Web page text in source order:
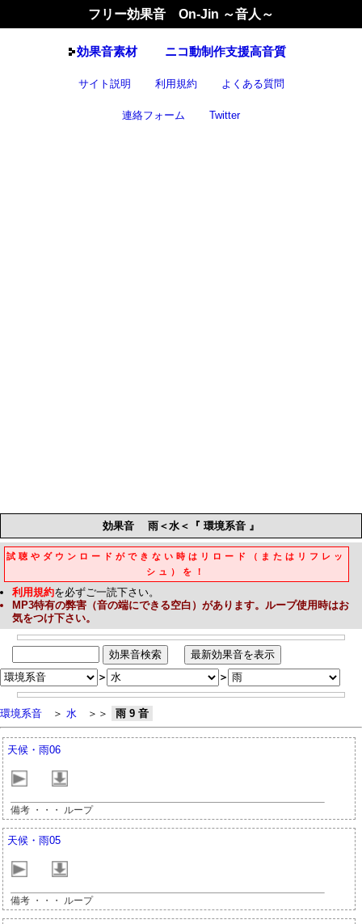
フリー効果音 On-Jin ～音人～
効果音素材 ニコ動制作支援高音質
サイト説明 利用規約 よくある質問
連絡フォーム Twitter
効果音雨＜水＜『 環境系音 』
試聴やダウンロードができない時はリロード（またはリフレッ
シュ）を！
利用規約を必ずご一読下さい。
MP3特有の弊害（音の端にできる空白）があります。ループ使用時はお
気をつけ下さい。
＞ ＞
環境系音 ＞ 水 ＞＞ 雨 9 音
天候・雨06
備考 ・・・ ループ
天候・雨05
備考 ・・・ ループ